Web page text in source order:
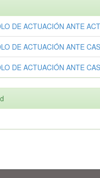
DE ACTUACIÓN ANTE
DE ACTUACIÓN ANTE
DE ACTUACIÓN ANTE